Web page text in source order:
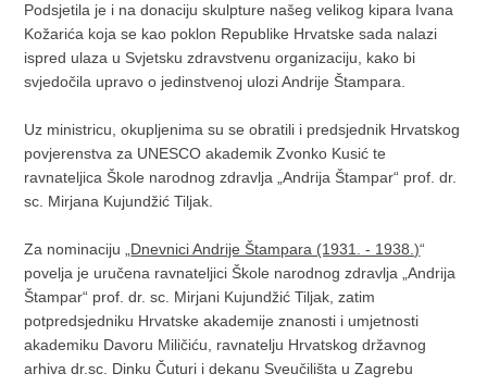
Podsjetila je i na donaciju skulpture našeg velikog kipara Ivana
Kožarića koja se kao poklon Republike Hrvatske sada nalazi
ispred ulaza u Svjetsku zdravstvenu organizaciju, kako bi
svjedočila upravo o jedinstvenoj ulozi Andrije Štampara.
Uz ministricu, okupljenima su se obratili i predsjednik Hrvatskog
povjerenstva za UNESCO akademik Zvonko Kusić te
ravnateljica Škole narodnog zdravlja „Andrija Štampar“ prof. dr.
sc. Mirjana Kujundžić Tiljak.
Za nominaciju „Dnevnici Andrije Štampara (1931. - 1938.)“
povelja je uručena ravnateljici Škole narodnog zdravlja „Andrija
Štampar“ prof. dr. sc. Mirjani Kujundžić Tiljak, zatim
potpredsjedniku Hrvatske akademije znanosti i umjetnosti
akademiku Davoru Miličiću, ravnatelju Hrvatskog državnog
arhiva dr.sc. Dinku Čuturi i dekanu Sveučilišta u Zagrebu